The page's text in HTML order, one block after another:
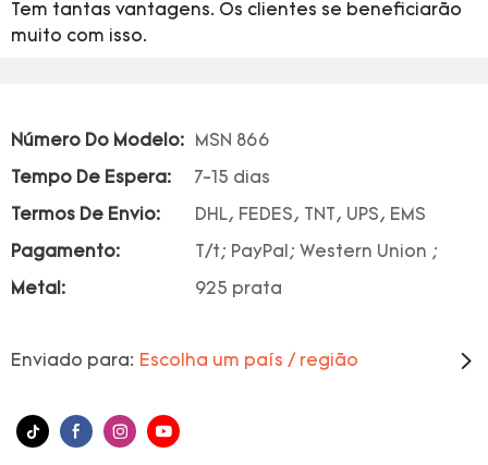
Tem tantas vantagens. Os clientes se beneficiarão
muito com isso.
Número Do Modelo: MSN 866
Tempo De Espera: 7-15 dias
Termos De Envio: DHL, FEDES, TNT, UPS, EMS
Pagamento: T/t; PayPal; Western Union ;
Metal: 925 prata
Enviado para: Escolha um país / região